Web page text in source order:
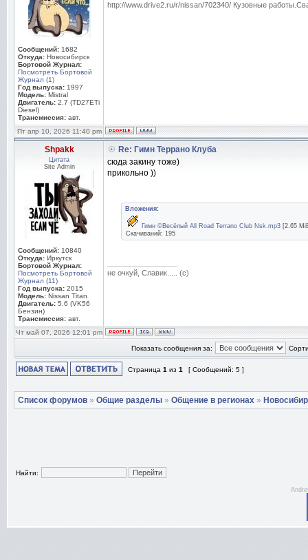
Сообщений: 1682
Откуда: Новосибирск
Бортовой Журнал:
Посмотреть Бортовой
Журнал (1)
Год выпуска: 1997
Модель: Mistral
Двигатель: 2.7 (TD27ETi
Diesel)
Трансмиссия: авт.
http://www.drive2.ru/r/nissan/702340/ Кузовные
Пт апр 10, 2026 11:40 pm
Shpakk
Цитата
Site Admin
Сообщений: 10840
Откуда: Иркутск
Бортовой Журнал:
Посмотреть Бортовой
Журнал (11)
Год выпуска: 2015
Модель: Nissan Titan
Двигатель: 5.6 (VK56
Бензин)
Трансмиссия: авт.
Re: Гимн Террано Клуба
сюда закину тоже)
прикольно ))
Вложения:
Гимн ©Весёлый All Road Terrano Club Nsk.mp3 [2.65
Скачиваний: 195
не очкуй, Славик..... (с)
Чт май 07, 2026 12:01 pm
Показать сообщения за:
Страница 1 из 1 [ Сообщений: 5 ]
Список форумов » Общие разделы » Общение в регионах »
Найти: